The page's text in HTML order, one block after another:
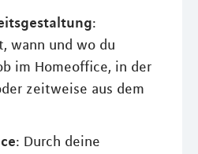
:
wann und wo du
im Homeoffice, in der
zeitweise aus dem
: Durch deine